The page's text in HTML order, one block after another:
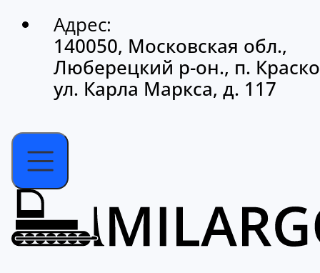
Адрес:
140050, Московская обл.,
Люберецкий р-он., п.
ул. Карла Маркса, д. 117